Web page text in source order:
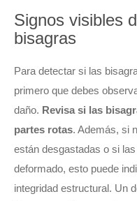
Signos visibles
bisagras
Para detectar si las
primero que debes
daño. Revisa si las
partes rotas. Además, si
están desgastadas o si
deformado, esto puede
integridad estructural. Un